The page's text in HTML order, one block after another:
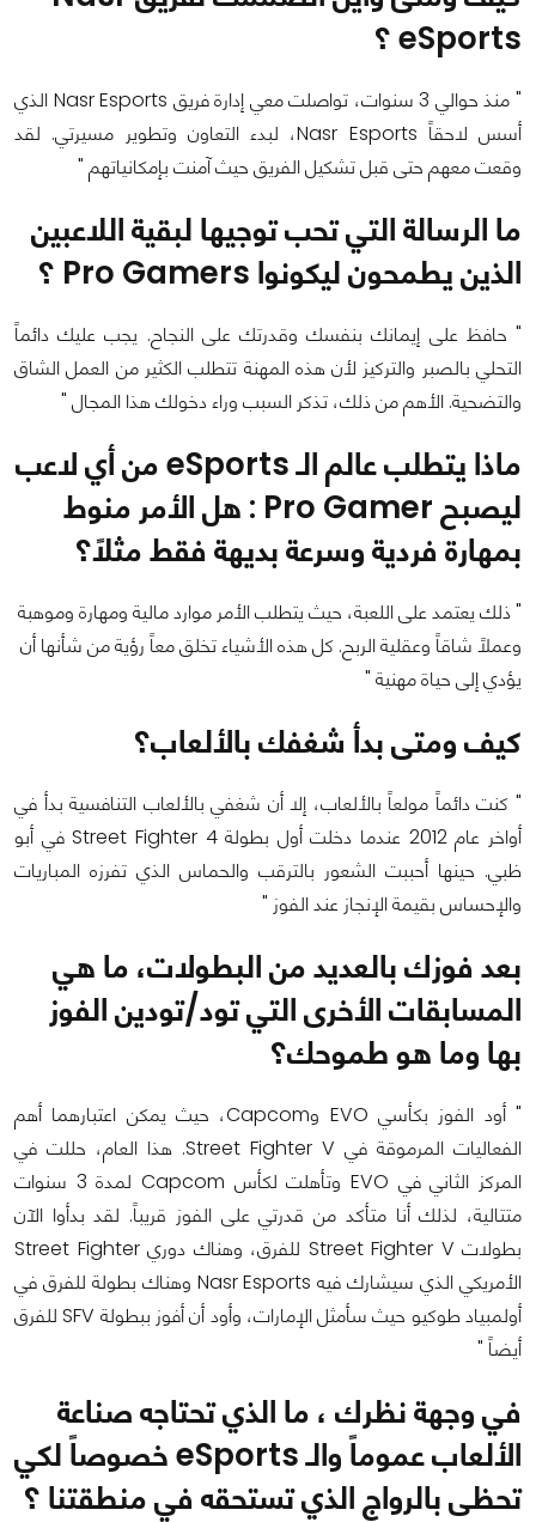
eSports ؟
" منذ حوالي 3 سنوات، تواصلت معي إدارة فريق Nasr Esports الذي
أسس لاحقاً Nasr Esports، لبدء التعاون وتطوير مسيرتي. لقد
وقعت معهم حتى قبل تشكيل الفريق حيث آمنت بإمكانياتهم "
ما الرسالة التي تحب توجيها لبقية اللاعبين
الذين يطمحون ليكونوا Pro Gamers ؟
" حافظ على إيمانك بنفسك وقدرتك على النجاح. يجب عليك دائماً
التحلي بالصبر والتركيز لأن هذه المهنة تتطلب الكثير من العمل الشاق
والتضحية. الأهم من ذلك، تذكر السبب وراء دخولك هذا المجال "
ماذا يتطلب عالم الـ eSports من أي لاعب
ليصبح Pro Gamer : هل الأمر منوط
بمهارة فردية وسرعة بديهة فقط مثلاً؟
" ذلك يعتمد على اللعبة، حيث يتطلب الأمر موارد مالية ومهارة وموهبة
وعملاً شاقاً وعقلية الربح. كل هذه الأشياء تخلق معاً رؤية من شأنها أن
يؤدي إلى حياة مهنية "
كيف ومتى بدأ شغفك بالألعاب؟
" كنت دائماً مولعاً بالألعاب، إلا أن شغفي بالألعاب التنافسية بدأ في
أواخر عام 2012 عندما دخلت أول بطولة Street Fighter 4 في أبو
ظبي. حينها أحببت الشعور بالترقب والحماس الذي تفرزه المباريات
والإحساس بقيمة الإنجاز عند الفوز "
بعد فوزك بالعديد من البطولات، ما هي
المسابقات الأخرى التي تود/تودين الفوز
بها وما هو طموحك؟
" أود الفوز بكأسي EVO وCapcom، حيث يمكن اعتبارهما أهم
الفعاليات المرموقة في Street Fighter V. هذا العام، حللت في
المركز الثاني في EVO وتأهلت لكأس Capcom لمدة 3 سنوات
متتالية، لذلك أنا متأكد من قدرتي على الفوز قريباً. لقد بدأوا الآن
بطولات Street Fighter V للفرق، وهناك دوري Street Fighter
الأمريكي الذي سيشارك فيه Nasr Esports وهناك بطولة للفرق في
أولمبياد طوكيو حيث سأمثل الإمارات، وأود أن أفوز ببطولة SFV للفرق
أيضاً "
في وجهة نظرك ، ما الذي تحتاجه صناعة
الألعاب عموماً والـ eSports خصوصاً لكي
تحظى بالرواج الذي تستحقه في منطقتنا ؟